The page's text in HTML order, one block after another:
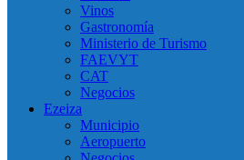
Vinos
Gastronomía
Ministerio de Turismo
FAEVYT
CAT
Negocios
Ezeiza
Municipio
Aeropuerto